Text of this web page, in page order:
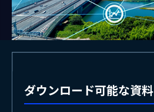
ダウンロード可能な資料